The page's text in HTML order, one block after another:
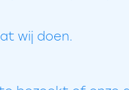
wij doen.